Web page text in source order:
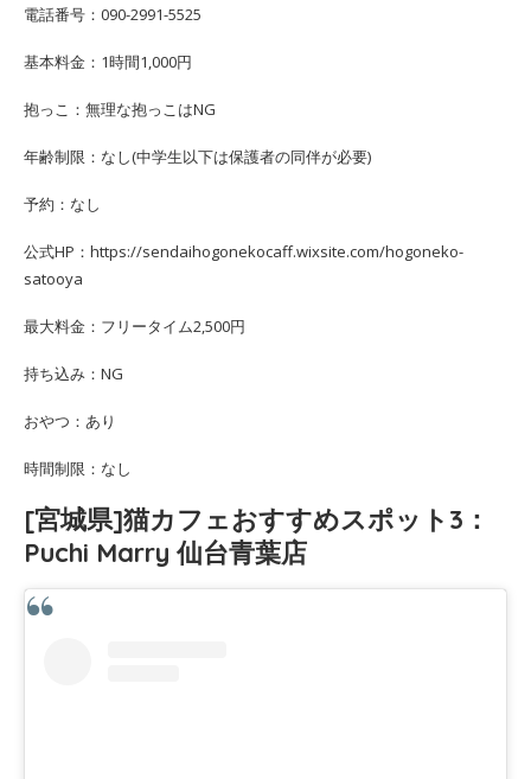
電話番号：090-2991-5525
基本料金：1時間1,000円
抱っこ：無理な抱っこはNG
年齢制限：なし(中学生以下は保護者の同伴が必要)
予約：なし
公式HP：https://sendaihogonekocaff.wixsite.com/hogoneko-
satooya
最大料金：フリータイム2,500円
持ち込み：NG
おやつ：あり
時間制限：なし
[宮城県]猫カフェおすすめスポット3：
Puchi Marry 仙台青葉店